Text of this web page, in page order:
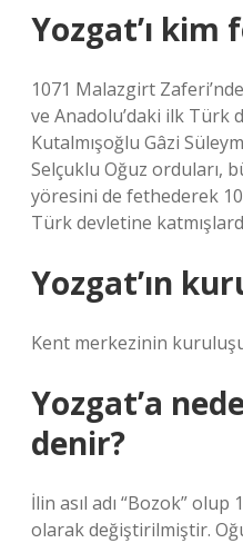
Yozgat’ı
1071 Malazgirt
ve Anadolu’daki ilk Türk
Kutalmışoğlu Gâzi
Selçuklu Oğuz orduları,
yöresini de fethederek
Türk devletine
Yozgat’ın
Kent merkezinin
Yozgat’a
denir?
İlin asıl adı “Bozok” olup
olarak değiştirilmiştir.